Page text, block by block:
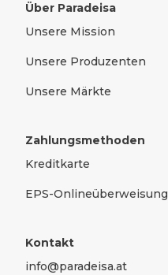
Über Paradeisa
Unsere Mission
Unsere Produzenten
Unsere Märkte
Zahlungsmethoden
Kreditkarte
EPS-Onlineüberweisung
Kontakt
info@paradeisa.at